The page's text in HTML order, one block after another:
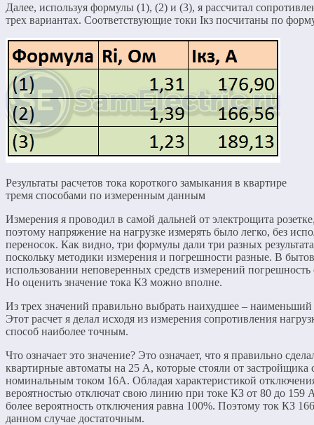
Далее, используя формулы (1), (2) и (3), я рассчитал
трех вариантах. Соответствующие токи Iкз посчитаны по
Результаты расчетов тока короткого замыкания в квартире
тремя способами по измеренным данным
Измерения я проводил в самой дальней от электрощита
поэтому напряжение на нагрузке измерять было легко, без
переносок. Как видно, три формулы дали три разных
поскольку методики измерения и погрешности разные. В
использовании неповеренных средств измерений
Но оценить значение тока КЗ можно вполне.
Из трех значений правильно выбрать наихудшее –
Этот расчет я делал исходя из измерения сопротивления
способ наиболее точным.
Что означает это значение? Это означает, что я правильно
квартирные автоматы на 25 А, которые стояли от застройщика
номинальным током 16А. Обладая характеристикой
вероятностью отключат свою линию при токе КЗ от 80 до 159
более вероятность отключения равна 100%. Поэтому ток КЗ
данном случае достаточным.